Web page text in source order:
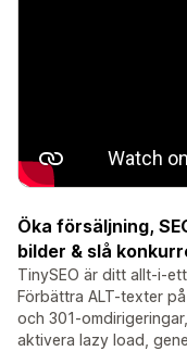
Öka försäljning,
bilder & slå
TinySEO är ditt allt-i-
Förbättra ALT-texter
och 301-
aktivera lazy load,